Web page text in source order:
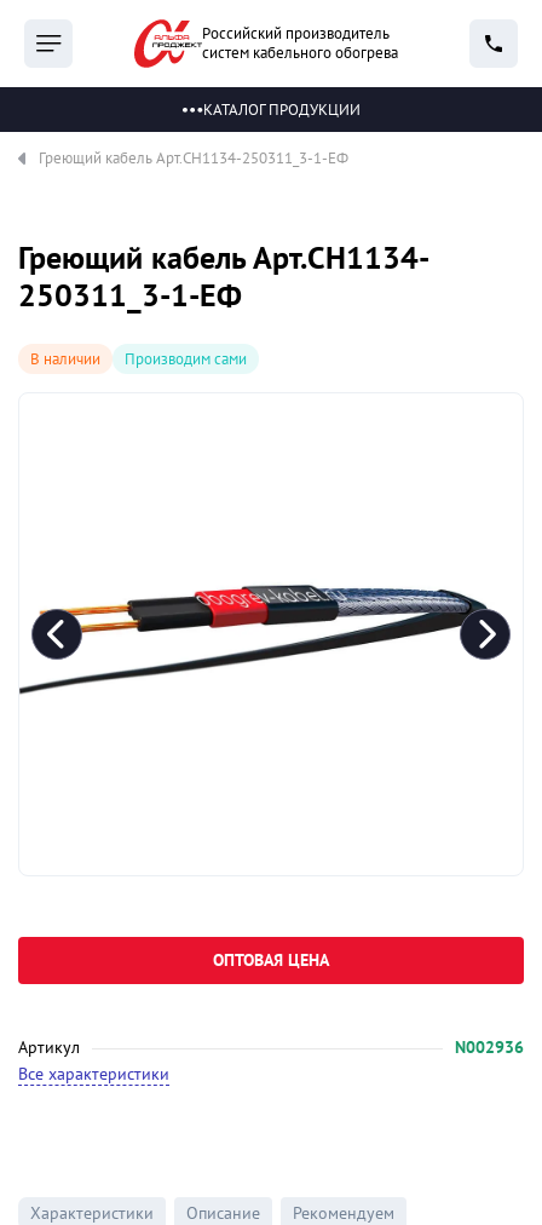
Российский производитель
систем кабельного обогрева
КАТАЛОГ ПРОДУКЦИИ
Греющий кабель Арт.СН1134-250311_3-1-ЕФ
В наличии Производим сами
Греющий кабель Арт.СН1134-
250311_3-1-ЕФ
Артикул
N002936
Все характеристики
ОПТОВАЯ ЦЕНА
Характеристики Описание Рекомендуем